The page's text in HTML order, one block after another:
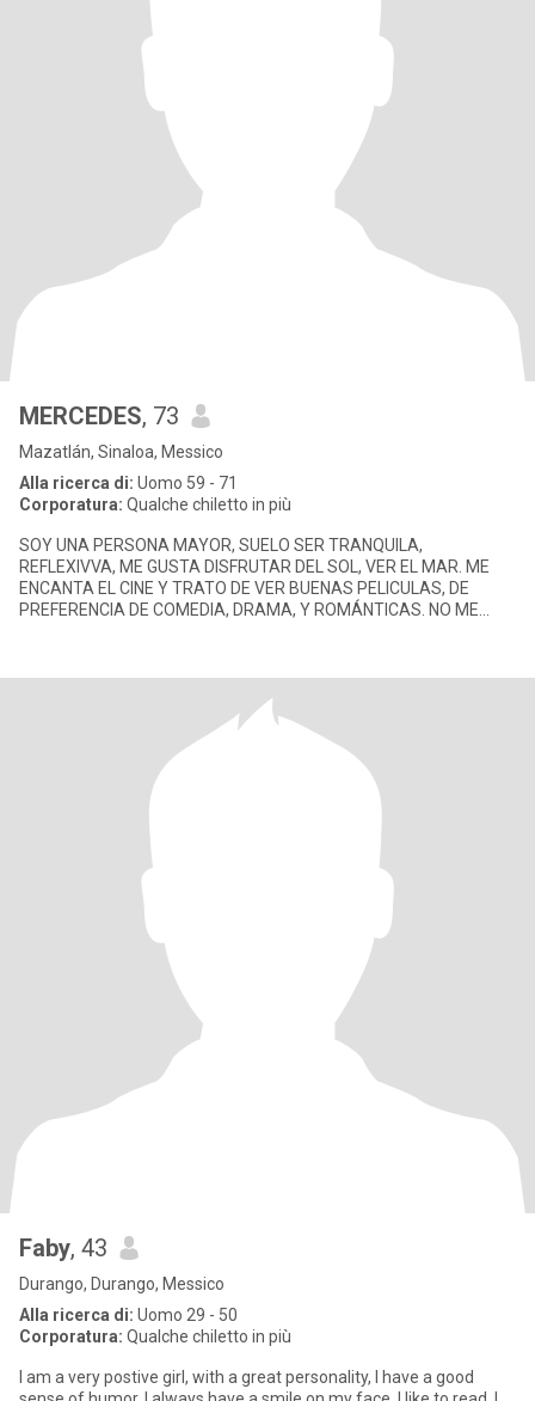
MERCEDES, 73
Mazatlán, Sinaloa, Messico
Alla ricerca di: Uomo 59 - 71
Corporatura: Qualche chiletto in più
SOY UNA PERSONA MAYOR, SUELO SER TRANQUILA,
REFLEXIVVA, ME GUSTA DISFRUTAR DEL SOL, VER EL MAR. ME
ENCANTA EL CINE Y TRATO DE VER BUENAS PELICULAS, DE
PREFERENCIA DE COMEDIA, DRAMA, Y ROMÁNTICAS. NO ME
Faby, 43
Durango, Durango, Messico
Alla ricerca di: Uomo 29 - 50
Corporatura: Qualche chiletto in più
I am a very postive girl, with a great personality, I have a good